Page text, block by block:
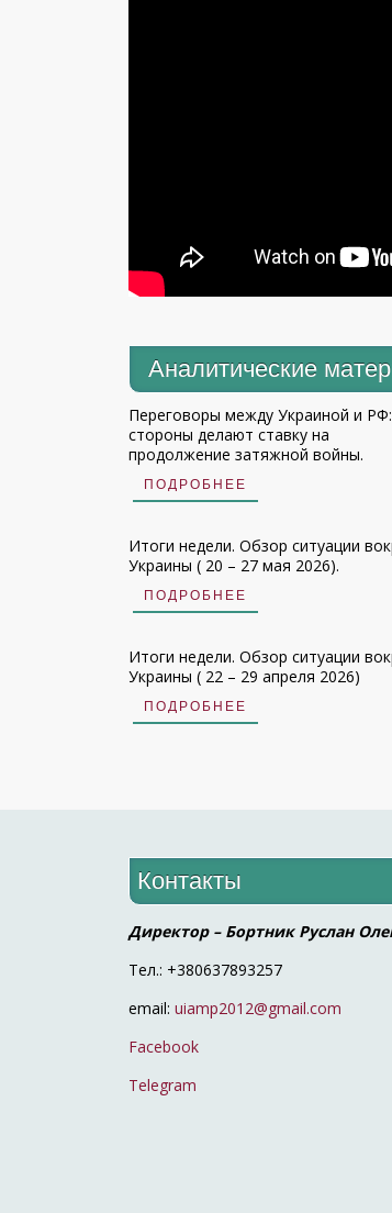
Аналитические
Переговоры между Украиной и РФ:
стороны делают ставку на
продолжение затяжной войны.
ПОДРОБНЕЕ
Итоги недели. Обзор ситуации
Украины ( 20 – 27 мая 2026).
ПОДРОБНЕЕ
Итоги недели. Обзор ситуации
Украины ( 22 – 29 апреля 2026)
ПОДРОБНЕЕ
Контакты
Директор – Бортник Руслан
Тел.: +380637893257
email: uiamp2012@gmail.com
Facebook
Telegram